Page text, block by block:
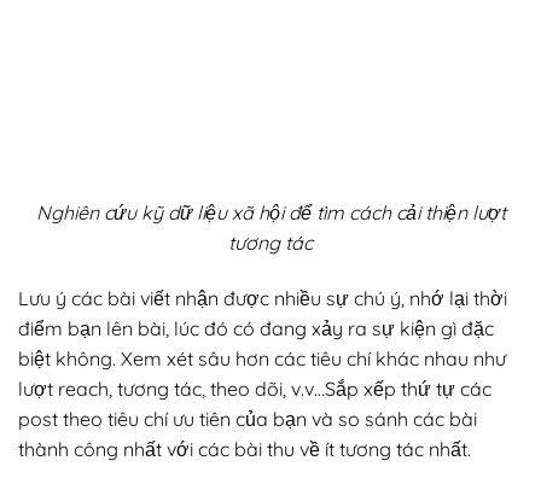
Nghiên cứu kỹ dữ liệu xã hội để tìm cách cải thiện lượt
tương tác
Lưu ý các bài viết nhận được nhiều sự chú ý, nhớ lại thời
điểm bạn lên bài, lúc đó có đang xảy ra sự kiện gì đặc
biệt không. Xem xét sâu hơn các tiêu chí khác nhau như
lượt reach, tương tác, theo dõi, v.v…Sắp xếp thứ tự các
post theo tiêu chí ưu tiên của bạn và so sánh các bài
thành công nhất với các bài thu về ít tương tác nhất.